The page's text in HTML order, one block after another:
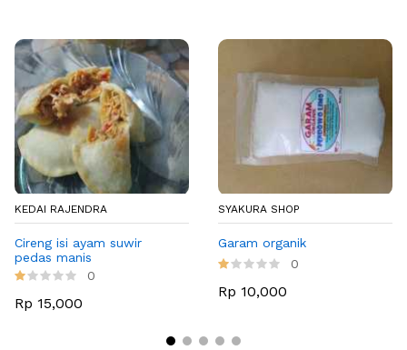
KEDAI RAJENDRA
Cireng isi ayam suwir
pedas manis
0
Rp 15,000
SYAKURA SHOP
Garam organik
0
Rp 10,000